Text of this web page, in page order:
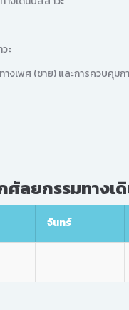
ะ
งเพศ (ชาย) และการควบคุม
ลยกรรมทางเ
จันทร์